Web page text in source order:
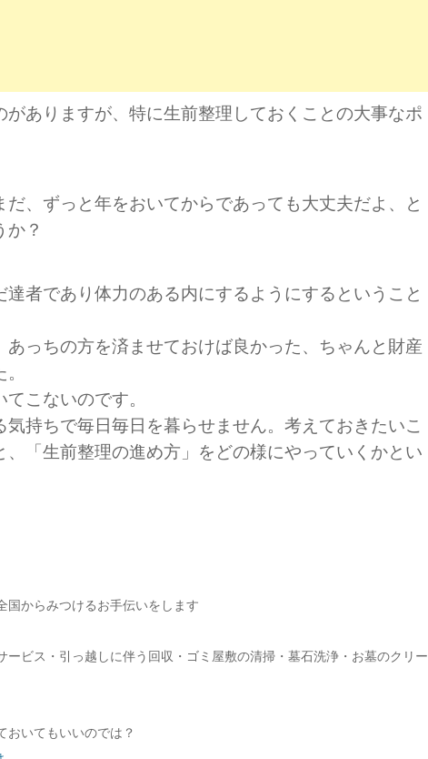
ありますが、特に生前整理しておくことの大事なポ
、ずっと年をおいてからであっても大丈夫だよ、と
か？
者であり体力のある内にするようにするということ
っちの方を済ませておけば良かった、ちゃんと財産
こないのです。
持ちで毎日毎日を暮らせません。考えておきたいこ
、「生前整理の進め方」をどの様にやっていくかとい
からみつけるお手伝いをします
ビス・引っ越しに伴う回収・ゴミ屋敷の清掃・墓石洗浄・お墓のクリー
いてもいいのでは？